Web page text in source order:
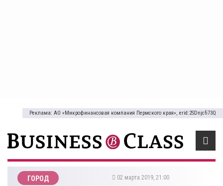
Реклама: АО «Микрофинансовая компания Пермского края», erid:2SDnjcfi73Q
ГОРОД 02 марта 2019, 21:00